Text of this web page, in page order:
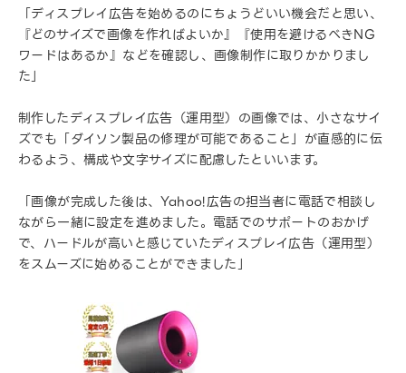
「ディスプレイ広告を始めるのにちょうどいい機会だと思い、
『どのサイズで画像を作ればよいか』『使用を避けるべきNG
ワードはあるか』などを確認し、画像制作に取りかかりまし
た」
制作したディスプレイ広告（運用型）の画像では、小さなサイ
ズでも「ダイソン製品の修理が可能であること」が直感的に伝
わるよう、構成や文字サイズに配慮したといいます。
「画像が完成した後は、Yahoo!広告の担当者に電話で相談し
ながら一緒に設定を進めました。電話でのサポートのおかげ
で、ハードルが高いと感じていたディスプレイ広告（運用型）
をスムーズに始めることができました」